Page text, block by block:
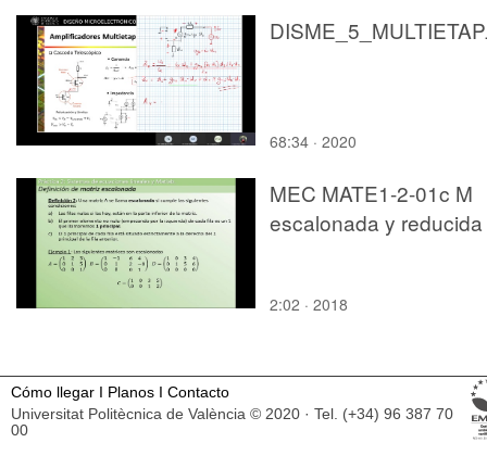
68:34 · 2020
MEC MATE1-2-01c M
escalonada y reducida
2:02 · 2018
Cómo llegar I Planos I Contacto
Universitat Politècnica de València © 2020 · Tel. (+34) 96 387 70
00